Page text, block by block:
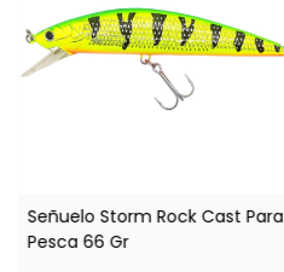
Señuelo Storm Rock Cast Para
Pesca 66 Gr